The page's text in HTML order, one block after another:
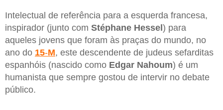
Intelectual de referência para a esquerda francesa,
inspirador (junto com Stéphane Hessel ) para
aqueles jovens que foram às praças do mundo, no
ano do 15-M, este descendente de judeus sefarditas
espanhóis (nascido como Edgar Nahoum) é um
humanista que sempre gostou de intervir no debate
público.